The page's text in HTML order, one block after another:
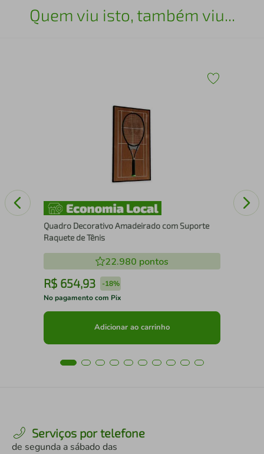
Quem viu isto, também viu...
Quadro Decorativo Amadeirado com Suporte
Raquete de Tênis
22.980 pontos
R$ 654,93 -18%
No pagamento com Pix
Adicionar ao carrinho
Serviços por telefone
de segunda a sábado das